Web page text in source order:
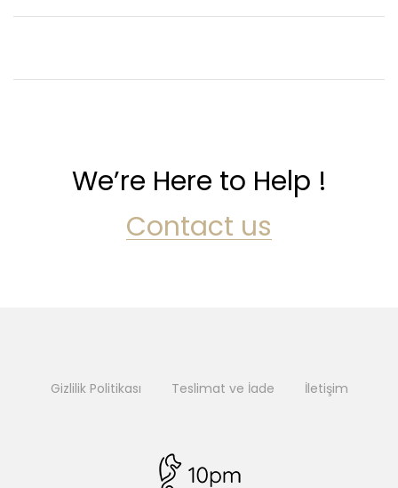
We’re Here to Help !
Contact us
Gizlilik Politikası Teslimat ve İade İletişim